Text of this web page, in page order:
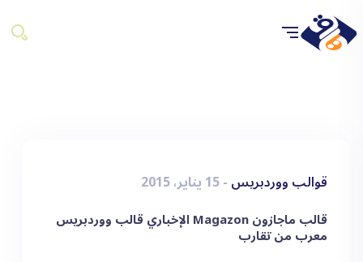
قوالب ووردبريس- 15 يناير، 2015
قالب ماجازون Magazon الإخباري قالب ووردبريس
معرب من تقارب